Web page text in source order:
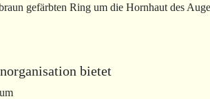
gefärbten Ring um die Hornhaut des
bietet